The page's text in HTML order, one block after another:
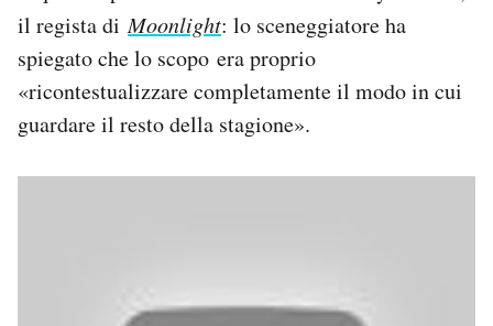
il regista diMoonlight: lo sceneggiatore ha
spiegato che lo scopo era proprio
«ricontestualizzare completamente il modo in cui
guardare il resto della stagione».